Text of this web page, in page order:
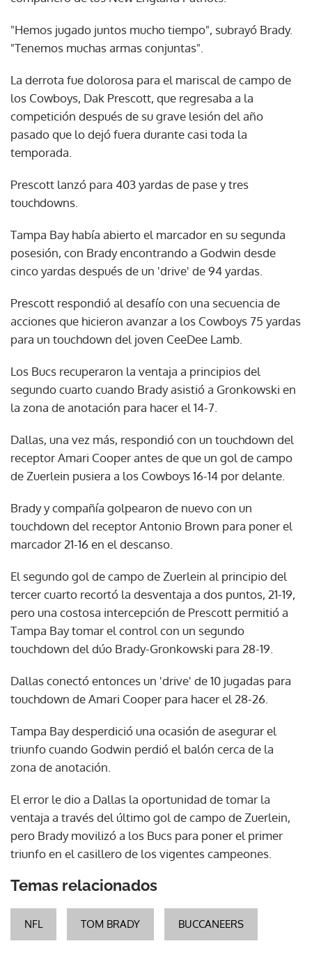
"Hemos jugado juntos mucho tiempo", subrayó Brady.
"Tenemos muchas armas conjuntas".
La derrota fue dolorosa para el mariscal de campo de
los Cowboys, Dak Prescott, que regresaba a la
competición después de su grave lesión del año
pasado que lo dejó fuera durante casi toda la
temporada.
Prescott lanzó para 403 yardas de pase y tres
touchdowns.
Tampa Bay había abierto el marcador en su segunda
posesión, con Brady encontrando a Godwin desde
cinco yardas después de un 'drive' de 94 yardas.
Prescott respondió al desafío con una secuencia de
acciones que hicieron avanzar a los Cowboys 75 yardas
para un touchdown del joven CeeDee Lamb.
Los Bucs recuperaron la ventaja a principios del
segundo cuarto cuando Brady asistió a Gronkowski en
la zona de anotación para hacer el 14-7.
Dallas, una vez más, respondió con un touchdown del
receptor Amari Cooper antes de que un gol de campo
de Zuerlein pusiera a los Cowboys 16-14 por delante.
Brady y compañía golpearon de nuevo con un
touchdown del receptor Antonio Brown para poner el
marcador 21-16 en el descanso.
El segundo gol de campo de Zuerlein al principio del
tercer cuarto recortó la desventaja a dos puntos, 21-19,
pero una costosa intercepción de Prescott permitió a
Tampa Bay tomar el control con un segundo
touchdown del dúo Brady-Gronkowski para 28-19.
Dallas conectó entonces un 'drive' de 10 jugadas para
touchdown de Amari Cooper para hacer el 28-26.
Tampa Bay desperdició una ocasión de asegurar el
triunfo cuando Godwin perdió el balón cerca de la
zona de anotación.
El error le dio a Dallas la oportunidad de tomar la
ventaja a través del último gol de campo de Zuerlein,
pero Brady movilizó a los Bucs para poner el primer
triunfo en el casillero de los vigentes campeones.
Temas relacionados
NFL TOM BRADY BUCCANEERS